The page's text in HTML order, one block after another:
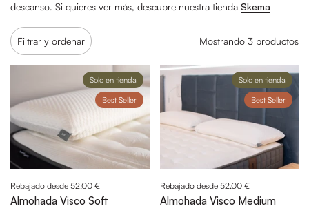
descanso. Si quieres ver más, descubre nuestra tienda Skema
Filtrar y ordenar Mostrando 3 productos
Rebajado desde 52,00 €
Almohada Visco Soft
Solo en tienda
Best Seller
Rebajado desde 52,00 €
Almohada Visco Medium
Solo en tienda
Best Seller